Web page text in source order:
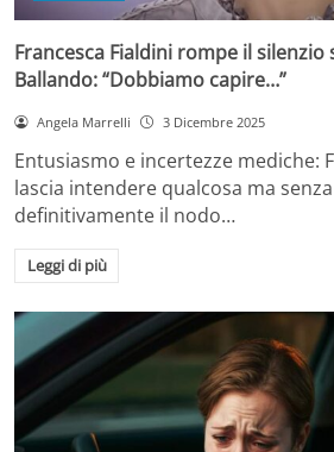
Francesca Fialdini rompe il
Ballando: “Dobbiamo capire…”
Angela Marrelli 3 Dicembre 2025
Entusiasmo e incertezze mediche:
lascia intendere qualcosa ma
definitivamente il nodo…
Leggi di più